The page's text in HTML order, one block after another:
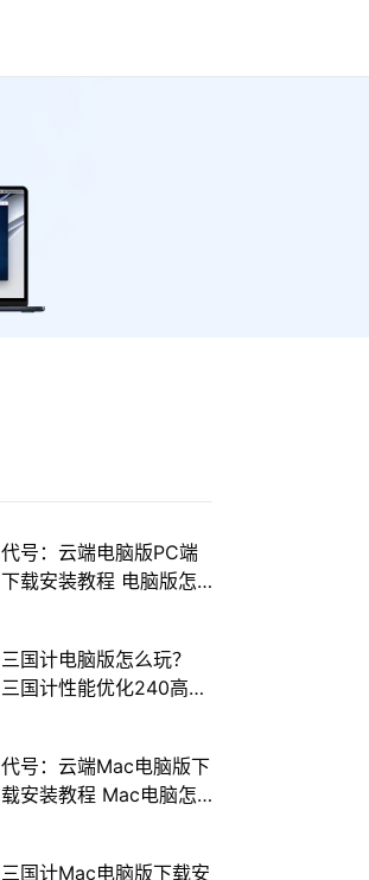
代号：云端电脑版PC端
下载安装教程 电脑版怎
三国计电脑版怎么玩？
三国计性能优化240高帧
代号：云端Mac电脑版下
载安装教程 Mac电脑怎
三国计Mac电脑版下载安